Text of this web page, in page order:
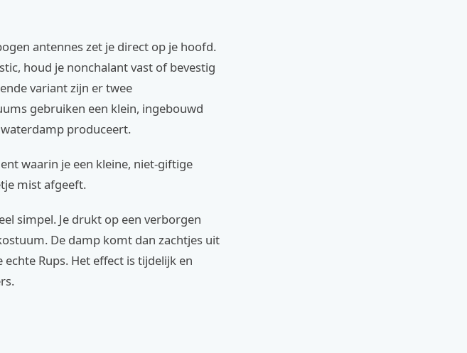
antennes zet je direct op je hoofd.
houd je nonchalant vast of bevestig
variant zijn er twee
gebruiken een klein, ingebouwd
produceert.
waarin je een kleine, niet-giftige
mist afgeeft.
simpel. Je drukt op een verborgen
De damp komt dan zachtjes uit
Rups. Het effect is tijdelijk en